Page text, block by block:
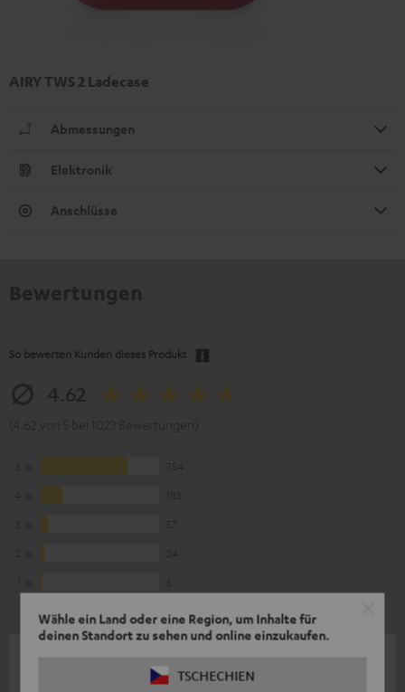
Wähle ein Land oder eine Region, um Inhalte für
deinen Standort zu sehen und online einzukaufen.
TSCHECHIEN
AIRY TWS 2 Ladecase
Abmessungen
Elektronik
Anschlüsse
So bewerten Kunden dieses Produkt